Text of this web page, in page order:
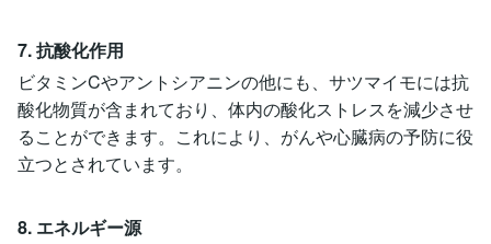
7. 抗酸化作用
ビタミンCやアントシアニンの他にも、サツマイモには抗
酸化物質が含まれており、体内の酸化ストレスを減少させ
ることができます。これにより、がんや心臓病の予防に役
立つとされています。
8. エネルギー源